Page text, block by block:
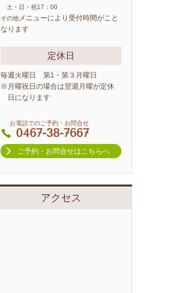
土・日・祝17：00
その他 メニューにより受付時間がこと
なります
定休日
毎週火曜日 第1・第３月曜日
※月曜祝日の場合は翌週月曜が定休
日になります
お電話でのご予約・お問合せ
0467-38-7667
ご予約・お問合せはこちらへ
アクセス